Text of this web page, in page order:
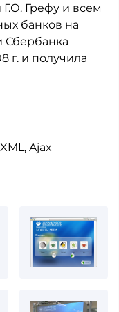
Грефу и всем
банков на
Сбербанка
г. и получила
Ajax